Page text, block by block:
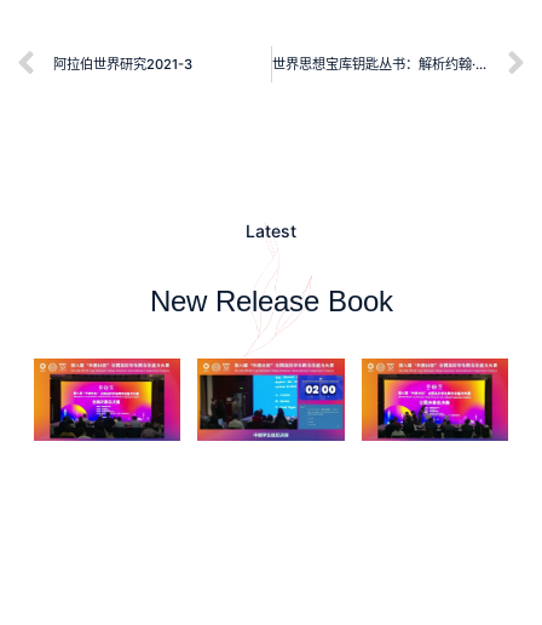
阿拉伯世界研究2021-3 世界思想宝库钥匙丛书：解析约翰·A. 霍布森《帝国主义》
Latest
New Release Book